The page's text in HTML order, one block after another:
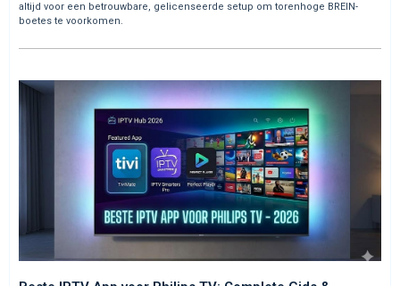
altijd voor een betrouwbare, gelicenseerde setup om torenhoge BREIN-
boetes te voorkomen.